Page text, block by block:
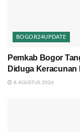
BOGOR24UPDATE
Pemkab Bogor
Diduga Keracunan
8 AGUSTUS 2026